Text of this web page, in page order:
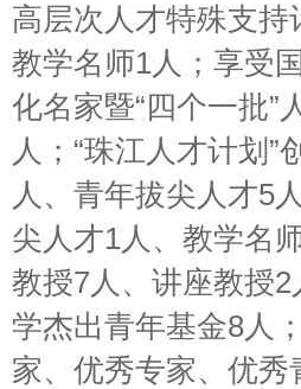
高层次人才特殊支
教学名师1人；享受
化名家暨“四个一批”
人；“珠江人才计划”
人、青年拔尖人才5
尖人才1人、教学名
教授7人、讲座教授
学杰出青年基金8人
家、优秀专家、优